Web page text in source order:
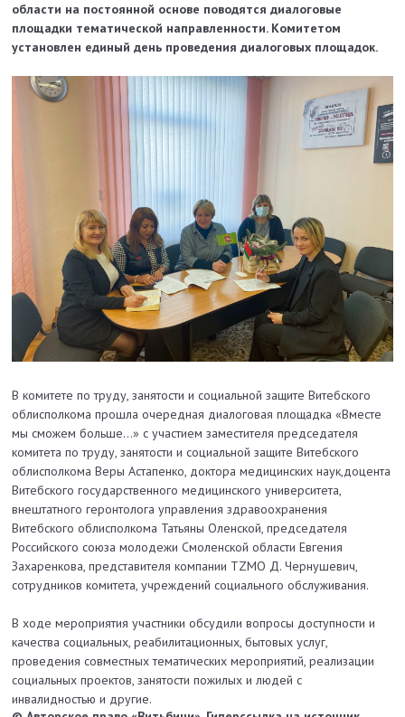
области на постоянной основе поводятся диалоговые
площадки тематической направленности. Комитетом
установлен единый день проведения диалоговых площадок.
В комитете по труду, занятости и социальной защите Витебского
облисполкома прошла очередная диалоговая площадка «Вместе
мы сможем больше…» с участием заместителя председателя
комитета по труду, занятости и социальной защите Витебского
облисполкома Веры Астапенко, доктора медицинских наук,доцента
Витебского государственного медицинского университета,
внештатного геронтолога управления здравоохранения
Витебского облисполкома Татьяны Оленской, председателя
Российского союза молодежи Смоленской области Евгения
Захаренкова, представителя компании TZMO Д. Чернушевич,
сотрудников комитета, учреждений социального обслуживания.
В ходе мероприятия участники обсудили вопросы доступности и
качества социальных, реабилитационных, бытовых услуг,
проведения совместных тематических мероприятий,реализации
социальных проектов, занятости пожилых и людей с
инвалидностьюи другие.